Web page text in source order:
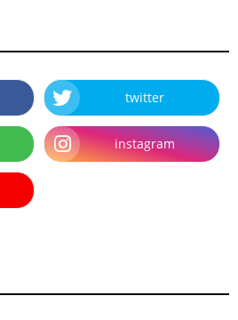
twitter
instagram